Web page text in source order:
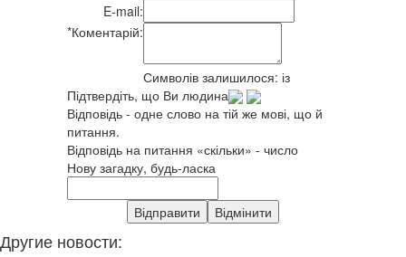
E-mail:
*Коментарій:
Символів залишилося: із
Підтвердіть, що Ви людина
Відповідь - одне слово на тій же мові, що й
питання.
Відповідь на питання «скільки» - число
Нову загадку, будь-ласка
Другие новости: